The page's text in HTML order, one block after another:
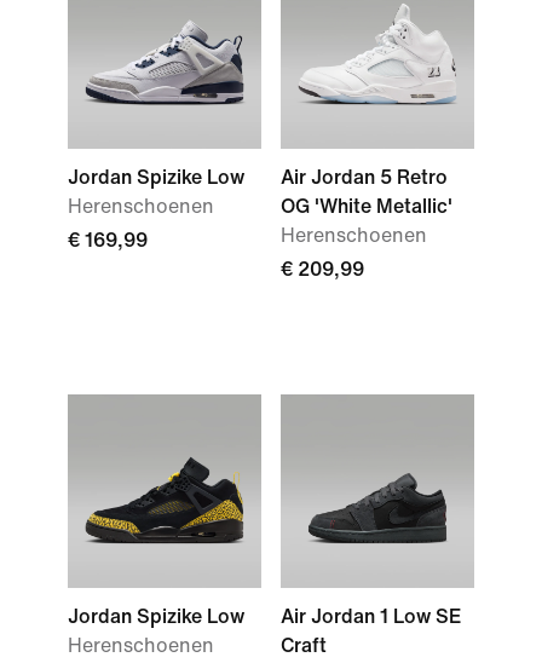
Jordan Spizike Low
Herenschoenen
€ 169,99
Air Jordan 5 Retro
OG 'White Metallic'
Herenschoenen
€ 209,99
Jordan Spizike Low
Herenschoenen
Air Jordan 1 Low SE
Craft